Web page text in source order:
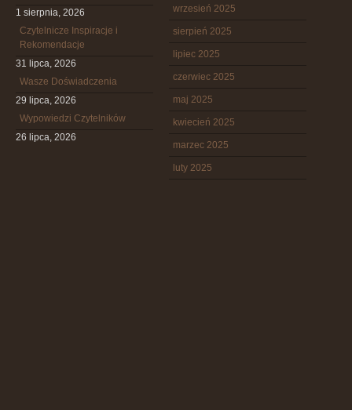
1 sierpnia, 2026
Czytelnicze Inspiracje i
Rekomendacje
31 lipca, 2026
Wasze Doświadczenia
29 lipca, 2026
Wypowiedzi Czytelników
26 lipca, 2026
wrzesień 2025
sierpień 2025
lipiec 2025
czerwiec 2025
maj 2025
kwiecień 2025
marzec 2025
luty 2025